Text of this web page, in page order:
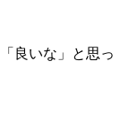
良いな」と思っ